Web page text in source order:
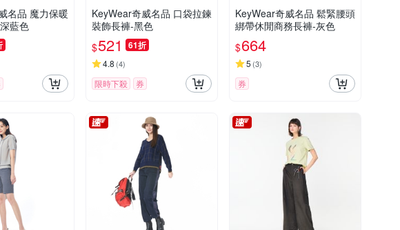
名品 魔力保暖
藍色
KeyWear奇威名品 口袋拉鍊
裝飾長褲-黑色
$521 61折
4.8 (4)
限時下殺 券
KeyWear奇威名品 鬆緊腰頭
綁帶休閒商務長褲-灰色
$664
5 (3)
券